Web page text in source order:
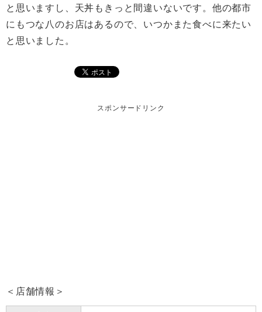
と思いますし、天丼もきっと間違いないです。他の都市
にもつな八のお店はあるので、いつかまた食べに来たい
と思いました。
スポンサードリンク
＜店舗情報＞